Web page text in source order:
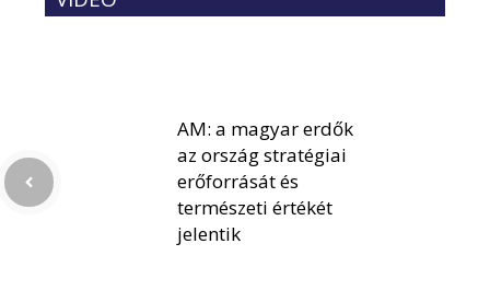
AM: a magyar erdők
az ország stratégiai
erőforrását és
természeti értékét
jelentik